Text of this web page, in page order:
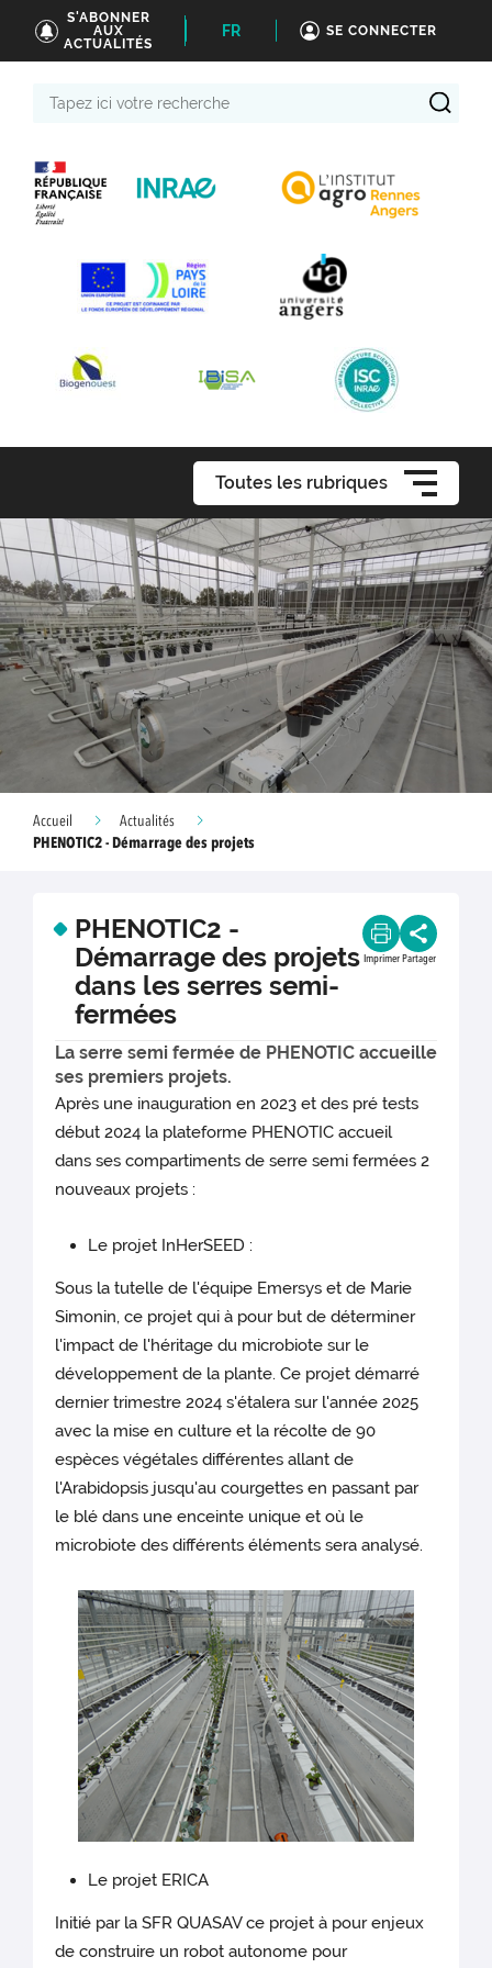
S'ABONNER
AUX
ACTUALITÉS
FR SE CONNECTER
Toutes les rubriques
Accueil
Actualités
PHENOTIC2 - Démarrage des projets
PHENOTIC2 -
Démarrage des projets
dans les serres semi-
fermées
Imprimer Partager
La serre semi fermée de PHENOTIC accueille
ses premiers projets.
Après une inauguration en 2023 et des pré tests
début 2024 la plateforme PHENOTIC accueil
dans ses compartiments de serre semi fermées 2
nouveaux projets :
Le projet InHerSEED :
Sous la tutelle de l'équipe Emersys et de Marie
Simonin, ce projet qui à pour but de déterminer
l'impact de l'héritage du microbiote sur le
développement de la plante. Ce projet démarré
dernier trimestre 2024 s'étalera sur l'année 2025
avec la mise en culture et la récolte de 90
espèces végétales différentes allant de
l'Arabidopsis jusqu'au courgettes en passant par
le blé dans une enceinte unique et où le
microbiote des différents éléments sera analysé.
Le projet ERICA
Initié par la SFR QUASAV ce projet à pour enjeux
de construire un robot autonome pour